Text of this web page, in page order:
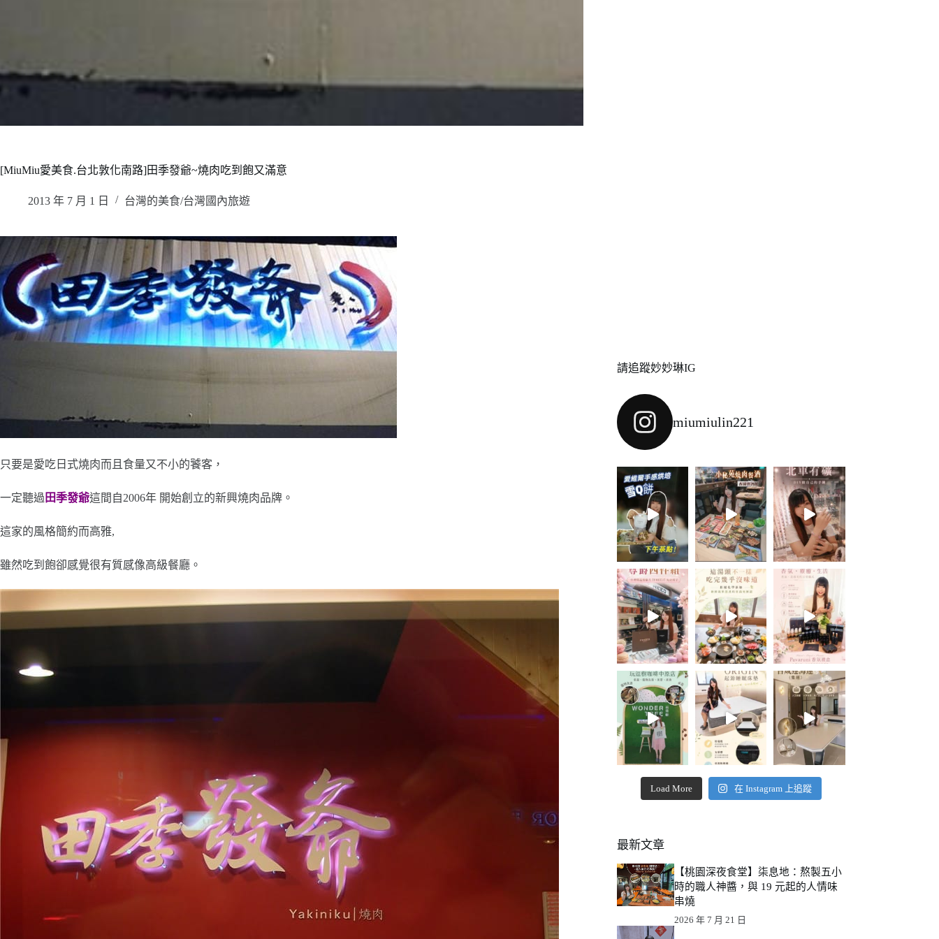
[MiuMiu愛美食.台北敦化南路]田季發爺~燒肉吃到飽又滿意
2013 年 7 月 1 日 台灣的美食/台灣國內旅遊
只要是愛吃日式燒肉而且食量又不小的饕客，
一定聽過 田季發爺這間自2006年 開始創立的新興燒肉品牌。
這家的風格簡約而高雅,
雖然吃到飽卻感覺很有質感像高級餐廳。
請追蹤妙妙琳IG
miumiulin221
Load More 在 Instagram 上追蹤
最新文章
【桃園深夜食堂】柒息地：熬製五小
時的職人神醬，與 19 元起的人情味
串燒
2026 年 7 月 21 日